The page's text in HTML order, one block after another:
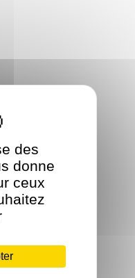
des
donne
ceux